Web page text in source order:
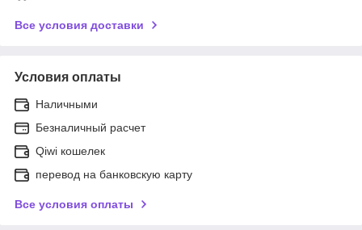
Все условия доставки
Условия оплаты
Наличными
Безналичный расчет
Qiwi кошелек
перевод на банковскую карту
Все условия оплаты